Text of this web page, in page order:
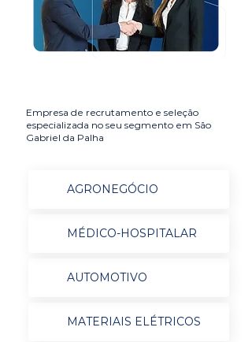
Empresa de recrutamento e seleção
especializada no seu segmento em São
Gabriel da Palha
AGRONEGÓCIO
MÉDICO-HOSPITALAR
AUTOMOTIVO
MATERIAIS ELÉTRICOS